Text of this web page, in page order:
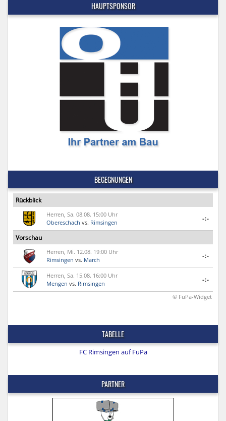
HAUPTSPONSOR
BEGEGNUNGEN
Rückblick
Herren, Sa. 08.08. 15:00 Uhr
Obereschach vs. Rimsingen
-:-
Vorschau
Herren, Mi. 12.08. 19:00 Uhr
Rimsingen vs. March
-:-
Herren, Sa. 15.08. 16:00 Uhr
Mengen vs. Rimsingen
-:-
© FuPa-Widget
TABELLE
FC Rimsingen auf FuPa
PARTNER